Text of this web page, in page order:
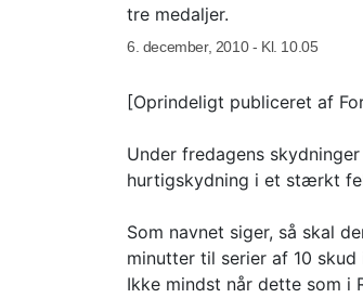
tre medaljer.
6. december, 2010 - Kl. 10.05
[Oprindeligt publiceret af
Under fredagens
hurtigskydning i et stærkt
Som navnet siger, så skal
minutter til serier af 10
Ikke mindst når dette som i